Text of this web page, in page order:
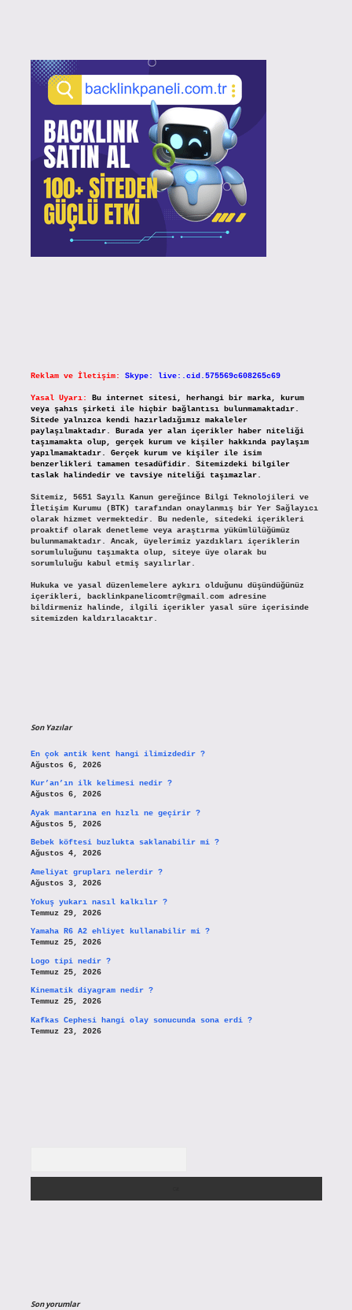
Reklam ve İletişim: Skype: live:.cid.575569c608265c69
Yasal Uyarı:
Bu internet sitesi, herhangi bir marka, kurum
veya şahıs şirketi ile hiçbir bağlantısı bulunmamaktadır.
Sitede yalnızca kendi hazırladığımız makaleler
paylaşılmaktadır. Burada yer alan içerikler haber niteliği
taşımamakta olup, gerçek kurum ve kişiler hakkında paylaşım
yapılmamaktadır. Gerçek kurum ve kişiler ile isim
benzerlikleri tamamen tesadüfidir. Sitemizdeki bilgiler
taslak halindedir ve tavsiye niteliği taşımazlar.
Sitemiz, 5651 Sayılı Kanun gereğince Bilgi Teknolojileri ve
İletişim Kurumu (BTK) tarafından onaylanmış bir Yer Sağlayıcı
olarak hizmet vermektedir. Bu nedenle, sitedeki içerikleri
proaktif olarak denetleme veya araştırma yükümlülüğümüz
bulunmamaktadır. Ancak, üyelerimiz yazdıkları içeriklerin
sorumluluğunu taşımakta olup, siteye üye olarak bu
sorumluluğu kabul etmiş sayılırlar.
Hukuka ve yasal düzenlemelere aykırı olduğunu düşündüğünüz
içerikleri,
backlinkpanelicomtr@gmail.comadresine
bildirmeniz halinde, ilgili içerikler yasal süre içerisinde
sitemizden kaldırılacaktır.
Son Yazılar
En çok antik kent hangi ilimizdedir ?
Ağustos 6, 2026
Kur’an’ın ilk kelimesi nedir ?
Ağustos 6, 2026
Ayak mantarına en hızlı ne geçirir ?
Ağustos 5, 2026
Bebek köftesi buzlukta saklanabilir mi ?
Ağustos 4, 2026
Ameliyat grupları nelerdir ?
Ağustos 3, 2026
Yokuş yukarı nasıl kalkılır ?
Temmuz 29, 2026
Yamaha R6 A2 ehliyet kullanabilir mi ?
Temmuz 25, 2026
Logo tipi nedir ?
Temmuz 25, 2026
Kinematik diyagram nedir ?
Temmuz 25, 2026
Kafkas Cephesi hangi olay sonucunda sona erdi ?
Temmuz 23, 2026
Son yorumlar